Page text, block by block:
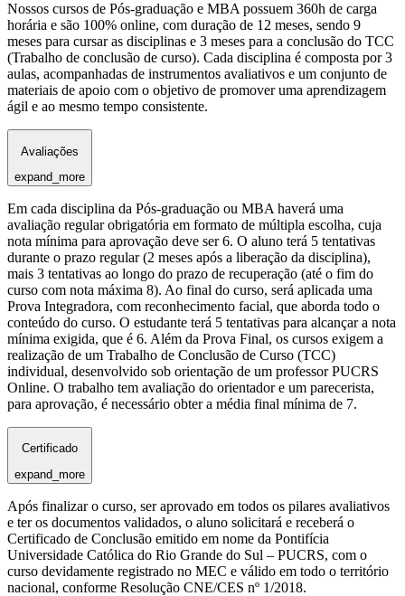
Nossos cursos de Pós-graduação e MBA possuem 360h de carga
horária e são 100% online, com duração de 12 meses, sendo 9
meses para cursar as disciplinas e 3 meses para a conclusão do TCC
(Trabalho de conclusão de curso). Cada disciplina é composta por 3
aulas, acompanhadas de instrumentos avaliativos e um conjunto de
materiais de apoio com o objetivo de promover uma aprendizagem
ágil e ao mesmo tempo consistente.
Avaliações
expand_more
Em cada disciplina da Pós-graduação ou MBA haverá uma
avaliação regular obrigatória em formato de múltipla escolha, cuja
nota mínima para aprovação deve ser 6. O aluno terá 5 tentativas
durante o prazo regular (2 meses após a liberação da disciplina),
mais 3 tentativas ao longo do prazo de recuperação (até o fim do
curso com nota máxima 8). Ao final do curso, será aplicada uma
Prova Integradora, com reconhecimento facial, que aborda todo o
conteúdo do curso. O estudante terá 5 tentativas para alcançar a nota
mínima exigida, que é 6. Além da Prova Final, os cursos exigem a
realização de um Trabalho de Conclusão de Curso (TCC)
individual, desenvolvido sob orientação de um professor PUCRS
Online. O trabalho tem avaliação do orientador e um parecerista,
para aprovação, é necessário obter a média final mínima de 7.
Certificado
expand_more
Após finalizar o curso, ser aprovado em todos os pilares avaliativos
e ter os documentos validados, o aluno solicitará e receberá o
Certificado de Conclusão emitido em nome da Pontifícia
Universidade Católica do Rio Grande do Sul – PUCRS, com o
curso devidamente registrado no MEC e válido em todo o território
nacional, conforme Resolução CNE/CES nº 1/2018.